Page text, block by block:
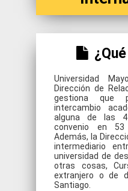
Universidad
Dirección de
gestiona que
intercambio
alguna de las
convenio en
Además, la
intermediario
universidad de
otras cosas,
extranjero o de
Santiago.